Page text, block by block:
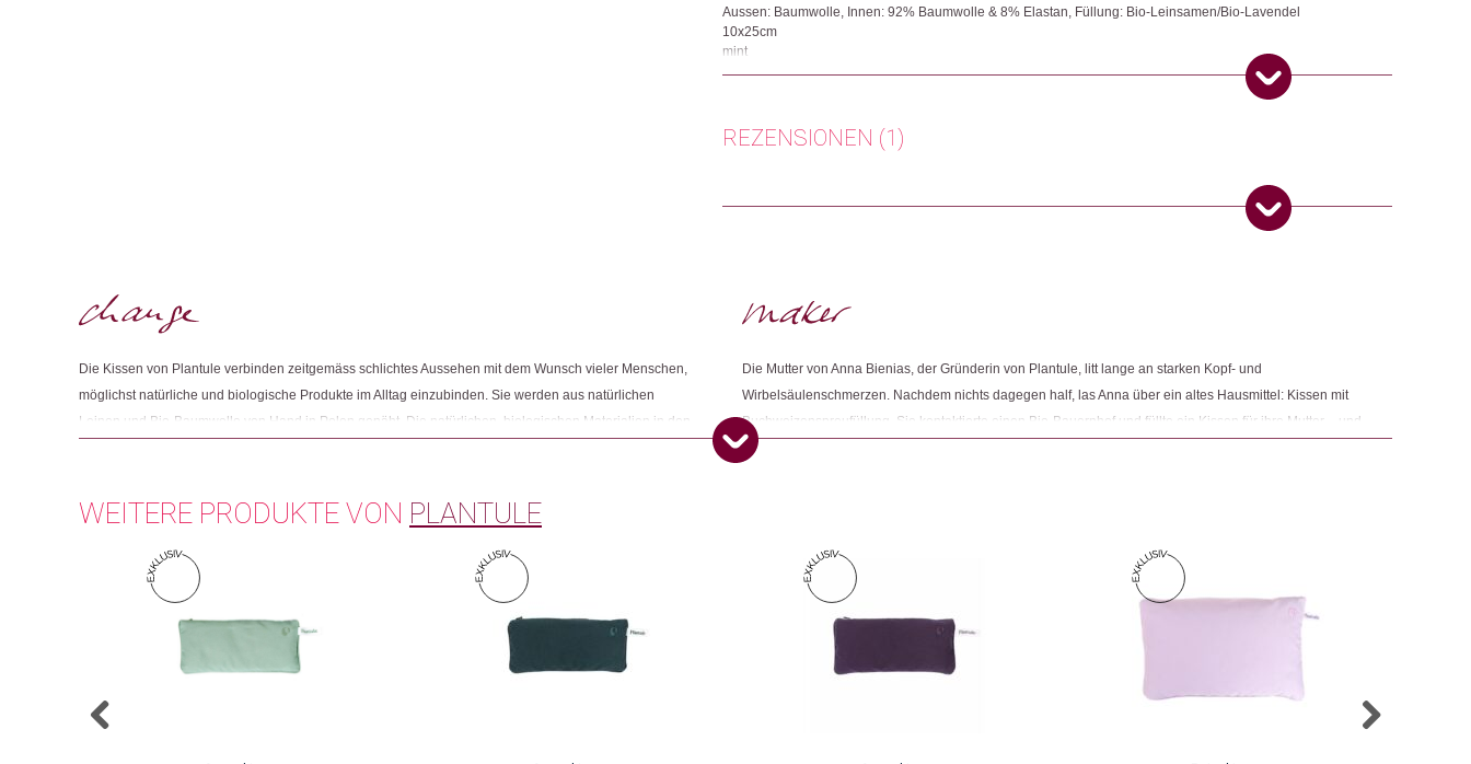
Aussen: Baumwolle, Innen: 92% Baumwolle & 8% Elastan, Füllung: Bio-Leinsamen/Bio-Lavendel
10x25cm
mint
Dieses Augenkissen mit Leinsamen und Lavendel ist ein Kooperationsprojekt zwischen Plantule und der
kann man es zur Entlastung bei der Arbeit am Computer unter das Handgelenk legen, andererseits entspannt es
bei Anspannung und Schmerzen im Augen- und Stirnbereich durch Auflegen. Kann auch als Kühlkompresse
Herkunft: Polen
Weitere Produkte shoppen, die diesem Changemaker Kriterium entsprechen:
Dieses Produkt weiterempfehlen:
REZENSIONEN (1)
Nur angemeldete Kunden, die dieses Produkt gekauft haben, dürfen eine Rezension abgeben.
Die Kissen von Plantule verbinden zeitgemäss schlichtes Aussehen mit dem Wunsch vieler Menschen,
möglichst natürliche und biologische Produkte im Alltag einzubinden. Sie werden aus natürlichen
Leinen und Bio-Baumwolle von Hand in Polen genäht. Die natürlichen, biologischen Materialien in den
Die Mutter von Anna Bienias, der Gründerin von Plantule, litt lange an starken Kopf- und
Wirbelsäulenschmerzen. Nachdem nichts dagegen half, las Anna über ein altes Hausmittel: Kissen mit
Buchweizenspreufüllung. Sie kontaktierte einen Bio-Bauernhof und füllte ein Kissen für ihre Mutter – und
siehe da, es half! Dies war für Anna die Motivation, sich stärker mit dem Thema zu befassen. Begeistert
WEITERE PRODUKTE VON PLANTULE